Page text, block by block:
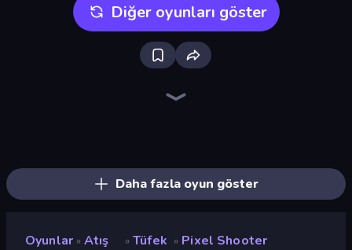
Diğer oyunları göster
Daha fazla oyun göster
Oyunlar » Atış » Tüfek » Pixel Shooter